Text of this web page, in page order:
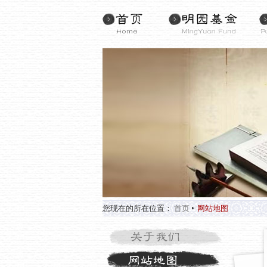
您现在的所在位置： 首页 网站地图